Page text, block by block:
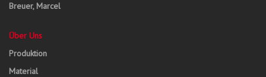
Breuer, Marcel
Über Uns
Produktion
Material